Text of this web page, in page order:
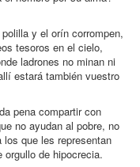
y el orín corrompen,
tesoros en el cielo,
ladrones no minan ni
estará también vuestro
pena compartir con
no ayudan al pobre, no
que les representan
de hipocrecia.